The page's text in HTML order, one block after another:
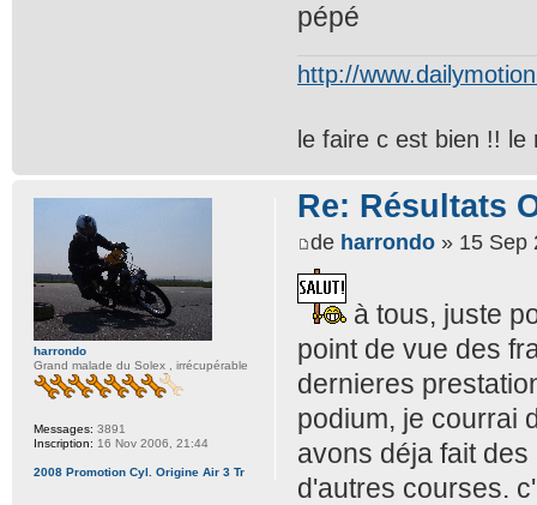
pépé
http://
le faire c est bien !!
Re: Résultats
de harrondo » 15 Sep
à tous, juste
point de vue des
dernieres
podium, je courrai
avons déja fait
d'autres courses.
harrondo
Grand malade du Solex , irrécupérable
Messages: 3891
Inscription: 16 Nov 2006, 21:44
2008 Promotion Cyl. Origine Air 3 Tr